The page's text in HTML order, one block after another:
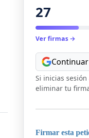
27
Ver firmas →
Si inicias
eliminar tu
Firmar esta